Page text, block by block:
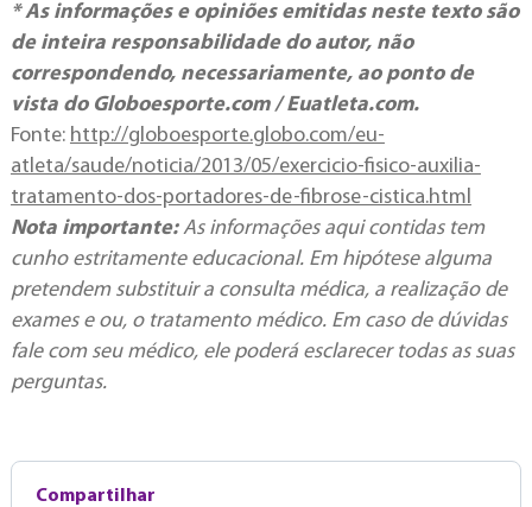
* As informações e opiniões emitidas neste texto são
de inteira responsabilidade do autor, não
correspondendo, necessariamente, ao ponto de
vista do Globoesporte.com / Euatleta.com.
Fonte: http://globoesporte.globo.com/eu-
atleta/saude/noticia/2013/05/exercicio-fisico-auxilia-
tratamento-dos-portadores-de-fibrose-cistica.html
Nota importante:As informações aqui contidas tem
cunho estritamente educacional. Em hipótese alguma
pretendem substituir a consulta médica, a realização de
exames e ou, o tratamento médico. Em caso de dúvidas
fale com seu médico, ele poderá esclarecer todas as suas
perguntas.
Compartilhar